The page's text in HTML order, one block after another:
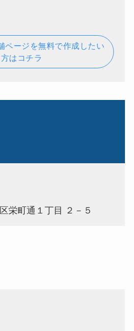
ページを無料で作成したい
方はコチラ
栄町通１丁目 ２－５